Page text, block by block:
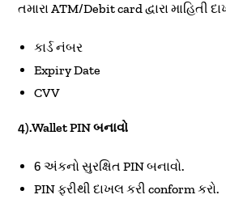
તમારા ATM/Debit card દ્વારા માહિતી
કાર્ડ નંબર
Expiry Date
CVV
4).Wallet PIN બનાવો
6 અંકનો સુરક્ષિત PIN બનાવો.
PIN ફરીથી દાખલ કરી conform કરો.